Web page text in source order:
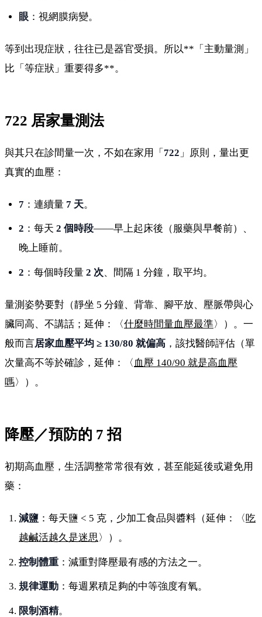
眼 ：視網膜病變。
等到出現症狀，往往已是器官受損。所以**「主動量測」
比「等症狀」重要得多**。
722 居家量測法
與其只在診間量一次，不如在家用「 722 」原則，量出更
真實的血壓：
7 ：連續量 7 天。
2 ：每天2 個時段——早上起床後（服藥與早餐前）、
晚上睡前。
2 ：每個時段量2 次、間隔 1 分鐘，取平均。
量測姿勢要對（靜坐 5 分鐘、背靠、腳平放、壓脈帶與心
臟同高、不講話；延伸：〈什麼時間量血壓最準〉）。一
般而言居家血壓平均 ≥ 130/80 就偏高 ，該找醫師評估（單
次量高不等於確診，延伸：〈 血壓 140/90 就是高血壓
嗎〉）。
降壓／預防的 7 招
初期高血壓，生活調整常常很有效，甚至能延後或避免用
藥：
減鹽 ：每天鹽 < 5 克，少加工食品與醬料（延伸：〈吃
越鹹活越久是迷思〉）。
控制體重 ：減重對降壓最有感的方法之一。
規律運動 ：每週累積足夠的中等強度有氧。
限制酒精。